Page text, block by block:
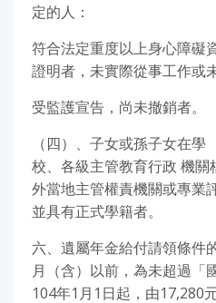
定的人：
符合法定重度以上身心障礙
證明者，未實際從事工作或
受監護宣告，尚未撤銷者。
（四）、子女或孫子女在
校、各級主管教育行政 機
外當地主管權責機關或專業
並具有正式學籍者。
六、遺屬年金給付請領條件
月（含）以前，為未超過「
104年1月1日起，由17,280